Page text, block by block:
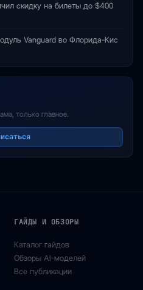
скидку на билеты до $400
Vanguard во Флорида-Кис
только главное.
ГАЙДЫ И ОБЗОРЫ
Каталог гайдов
Обзоры AI-моделей
Все публикации